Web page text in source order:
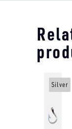
Silver